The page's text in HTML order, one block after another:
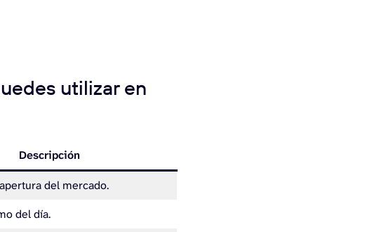
utilizar en
Descripción
del mercado.
del día.